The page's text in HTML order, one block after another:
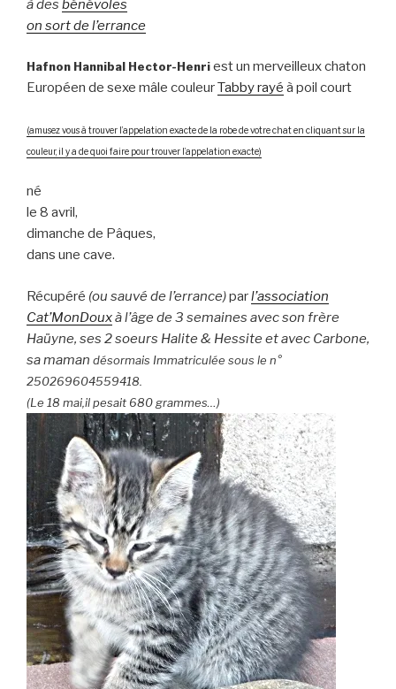
à des bénévoles
on sort de l’errance
Hafnon Hannibal Hector-Henriest un merveilleux chaton
Européen de sexe mâle couleurTabby rayé à poil court
(amusez vous à trouver l’appelation exacte de la robe de votre chat en cliquant sur la
couleur, il y a de quoi faire pour trouver l’appelation exacte)
né
le 8 avril,
dimanche de Pâques,
dans une cave.
Récupéré (ou sauvé de l’errance)parl’association
Cat’MonDouxà l’âge de 3 semaines avec son frère
Haüyne, ses 2 soeurs Halite & Hessite et avec Carbone,
sa maman désormais Immatriculée sous le n°
250269604559418.
(Le 18 mai,il pesait 680 grammes…)